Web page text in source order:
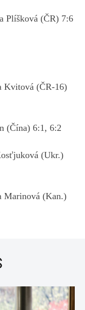
Plíšková (ČR) 7:6
Kvitová (ČR-16)
(Čína) 6:1, 6:2
(Ukr.)
Marinová (Kan.)